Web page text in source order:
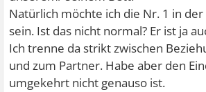
Natürlich möchte ich die Nr. 1 in
sein. Ist das nicht normal? Er ist ja
Ich trenne da strikt zwischen
und zum Partner. Habe aber den
umgekehrt nicht genauso ist.